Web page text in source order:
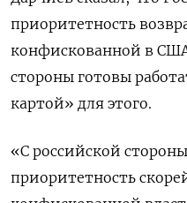
приоритетность
конфискованной в
стороны готовы
картой» для этого.
«С российской
приоритетность